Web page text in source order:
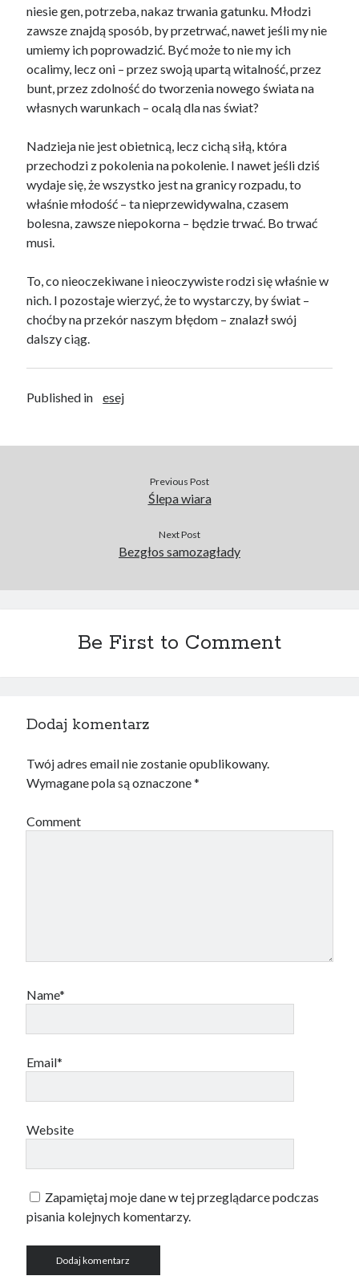
niesie gen, potrzeba, nakaz trwania gatunku. Młodzi
zawsze znajdą sposób, by przetrwać, nawet jeśli my nie
umiemy ich poprowadzić. Być może to nie my ich
ocalimy, lecz oni – przez swoją upartą witalność, przez
bunt, przez zdolność do tworzenia nowego świata na
własnych warunkach – ocalą dla nas świat?
Nadzieja nie jest obietnicą, lecz cichą siłą, która
przechodzi z pokolenia na pokolenie. I nawet jeśli dziś
wydaje się, że wszystko jest na granicy rozpadu, to
właśnie młodość – ta nieprzewidywalna, czasem
bolesna, zawsze niepokorna – będzie trwać. Bo trwać
musi.
To, co nieoczekiwane i nieoczywiste rodzi się właśnie w
nich. I pozostaje wierzyć, że to wystarczy, by świat –
choćby na przekór naszym błędom – znalazł swój
dalszy ciąg.
Published in esej
Previous Post
Ślepa wiara
Next Post
Bezgłos samozagłady
Be First to Comment
Dodaj komentarz
Twój adres email nie zostanie opublikowany.
Wymagane pola są oznaczone*
Comment
Name*
Email*
Website
Zapamiętaj moje dane w tej przeglądarce podczas
pisania kolejnych komentarzy.